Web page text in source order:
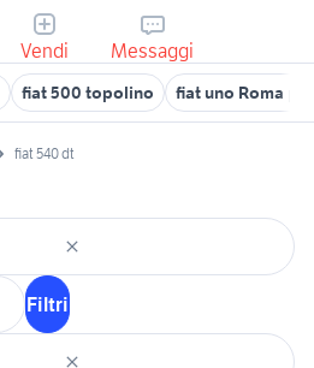
Vendi Messaggi
fiat 500 topolino fiat uno Roma
fiat 540 dt
Filtri